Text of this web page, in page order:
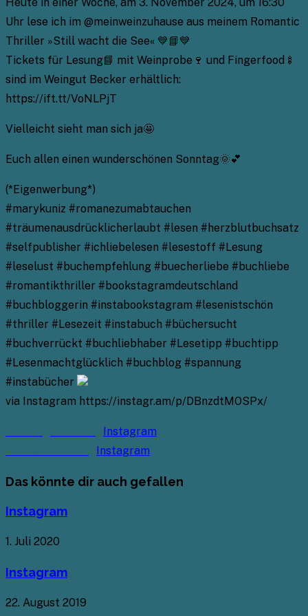
Uhr lese ich im @meinweinzuhause aus meinem Romantic
Thriller »Still wacht die See« 💙📘💙
Tickets für Lesung📘 mit Weinprobe🍷 und Fingerfood🍢
sind im Weingut Becker erhältlich:
https://ift.tt/VoNLPjT
Vielleicht sieht man sich ja🤩
Euch allen einen wunderschönen Sonntag🌞💕
(*Eigenwerbung*)
#marykuniz #romanezumabtauchen
#träumenausdrücklicherlaubt #lesen #herzblutbuchsatz
#selfpublisher #ichliebelesen #lesestoff #Lesung
#leselust #buchempfehlung #buecherliebe #buchliebe
#romantikthriller #bookstagramdeutschland
#buchbloggerin #instabookstagram #lesenistschön
#thriller #Lesezeit #instabuch #büchersucht
#buchverrückt #buchliebhaber #Lesetipp #buchtipp
#Lesenmachtglücklich #buchblog #spannung
#instabücher
via Instagram https://instagr.am/p/DBnzdtMOSPx/
Instagram
Instagram
Das könnte dir auch gefallen
Instagram
1. Juli 2020
Instagram
22. August 2019